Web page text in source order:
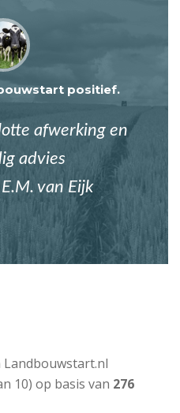
positief.
afwerking en
advies
van Eijk
10) op basis van 276